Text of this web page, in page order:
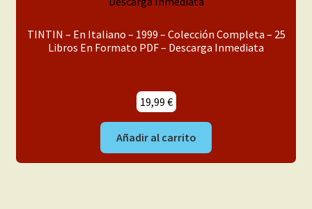
TINTIN – En Italiano – 1999 – Colección Completa – 25
Libros En Formato PDF – Descarga Inmediata
19,99 €
Añadir al carrito